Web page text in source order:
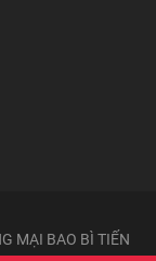
MẠI BAO BÌ TIẾN